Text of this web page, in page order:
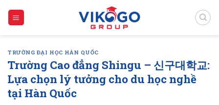
TRƯỜNG ĐẠI HỌC HÀN QUỐC
Trường Cao đẳng Shingu – 신구대학교:
Lựa chọn lý tưởng cho du học nghề
tại Hàn Quốc